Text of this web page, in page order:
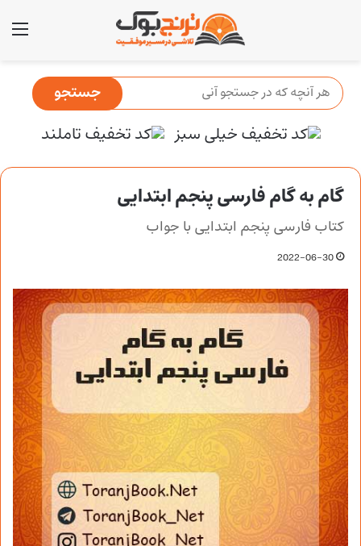
گام به گام فارسی پنجم ابتدایی
کتاب فارسی پنجم ابتدایی با جواب
2022-06-30